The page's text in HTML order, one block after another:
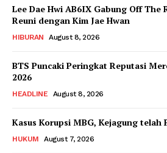
Lee Dae Hwi AB6IX Gabung Off The
Reuni dengan Kim Jae Hwan
HIBURAN August 8, 2026
BTS Puncaki Peringkat Reputasi
2026
HEADLINE August 8, 2026
Kasus Korupsi MBG, Kejagung telah
HUKUM August 7, 2026